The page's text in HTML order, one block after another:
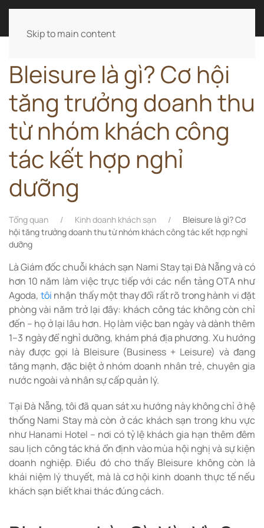
Skip to main content
Bleisure là gì? Cơ hội
tăng trưởng doanh thu
từ nhóm khách công
tác kết hợp nghỉ
dưỡng
Tổng quan Kinh doanh khách sạn
Bleisure là gì? Cơ
hội tăng trưởng doanh thu từ nhóm khách công tác kết hợp nghỉ
dưỡng
Là Giám đốc chuỗi khách sạn Nami Staytại Đà Nẵng và có
hơn 10 năm làm việc trực tiếp với các nền tảng OTA như
Agoda, tôi nhận thấy một thay đổi rất rõ trong hành vi đặt
phòng vài năm trở lại đây: khách công tác không còn chỉ
đến – họ ở lại lâu hơn. Họ làm việc ban ngày và dành thêm
1–3 ngày để nghỉ dưỡng, khám phá địa phương. Xu hướng
này được gọi là Bleisure (Business + Leisure) và đang
tăng mạnh, đặc biệt ở nhóm doanh nhân trẻ, chuyên gia
nước ngoài và nhân sự cấp quản lý.
Tại Đà Nẵng, tôi đã quan sát xu hướng này không chỉ ở hệ
thống Nami Stay mà còn ở các khách sạn trong khu vực
như Hanami Hotel – nơi có tỷ lệ khách gia hạn thêm đêm
sau lịch công tác khá ổn định vào mùa hội nghị và sự kiện
doanh nghiệp. Điều đó cho thấy Bleisure không còn là
khái niệm lý thuyết, mà là cơ hội kinh doanh thực tế nếu
khách sạn biết khai thác đúng cách.